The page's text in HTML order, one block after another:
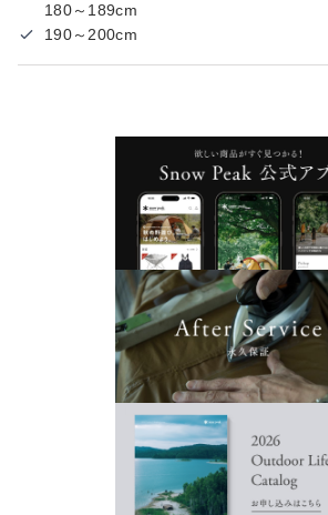
180～189cm
190～200cm